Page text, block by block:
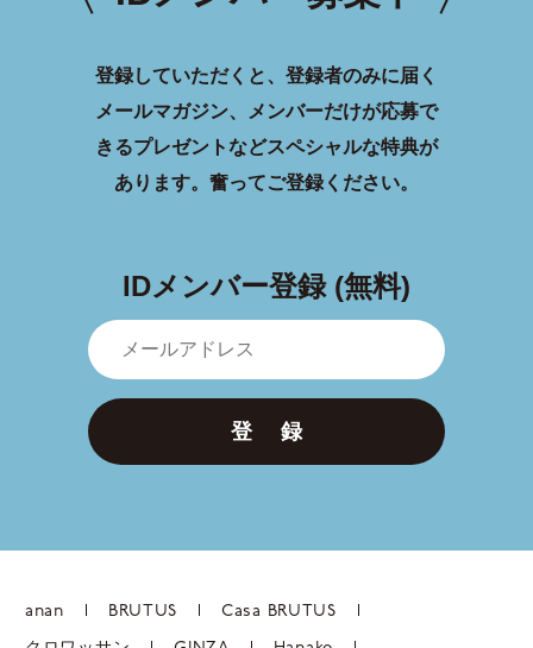
登録していただくと、登録者のみに届く
メールマガジン、メンバーだけが応募で
きるプレゼントなどスペシャルな特典が
あります。 奮ってご登録ください。
IDメンバー登録 (無料)
登 録
anan BRUTUS Casa BRUTUS